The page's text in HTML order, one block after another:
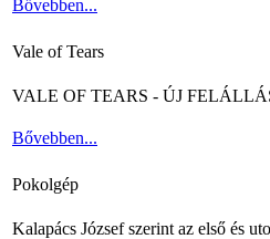
Bővebben...
Vale of Tears
VALE OF TEARS - ÚJ
Bővebben...
Pokolgép
Kalapács József szerint az első és